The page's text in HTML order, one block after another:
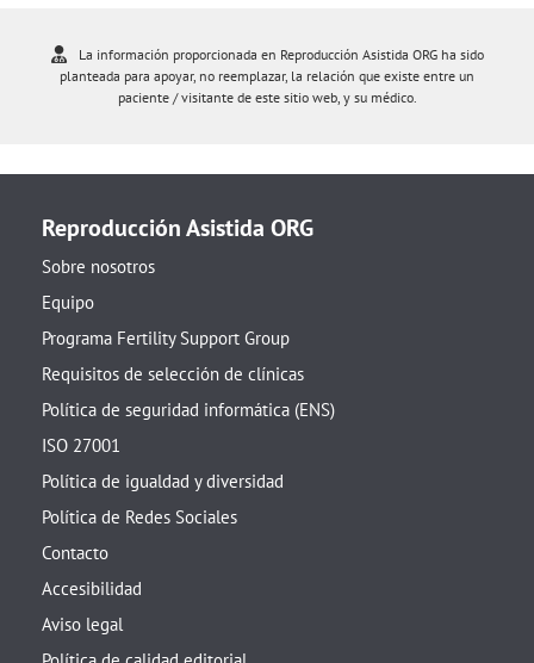
La información proporcionada en Reproducción Asistida ORG ha sido
planteada para apoyar, no reemplazar, la relación que existe entre un
paciente / visitante de este sitio web, y su médico.
Reproducción Asistida ORG
Sobre nosotros
Equipo
Programa Fertility Support Group
Requisitos de selección de clínicas
Política de seguridad informática (ENS)
ISO 27001
Política de igualdad y diversidad
Política de Redes Sociales
Contacto
Accesibilidad
Aviso legal